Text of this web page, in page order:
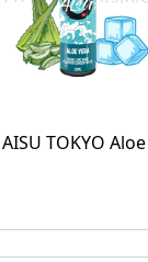
TOKYO